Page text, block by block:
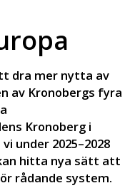
dra mer nytta av
av Kronobergs fyra
Kronoberg i
under 2025–2028
hitta nya sätt att
rådande system.